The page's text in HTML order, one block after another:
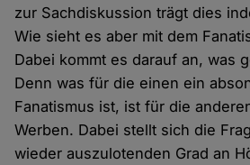
zur Sachdiskussion trägt dies
Wie sieht es aber mit dem
Dabei kommt es darauf an, was
Denn was für die einen ein
Fanatismus ist, ist für die
Werben. Dabei stellt sich die
wieder auszulotenden Grad an